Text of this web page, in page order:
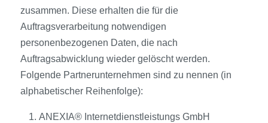
zusammen. Diese erhalten die für die
Auftragsverarbeitung notwendigen
personenbezogenen Daten, die nach
Auftragsabwicklung wieder gelöscht werden.
Folgende Partnerunternehmen sind zu nennen (in
alphabetischer Reihenfolge):
ANEXIA® Internetdienstleistungs GmbH